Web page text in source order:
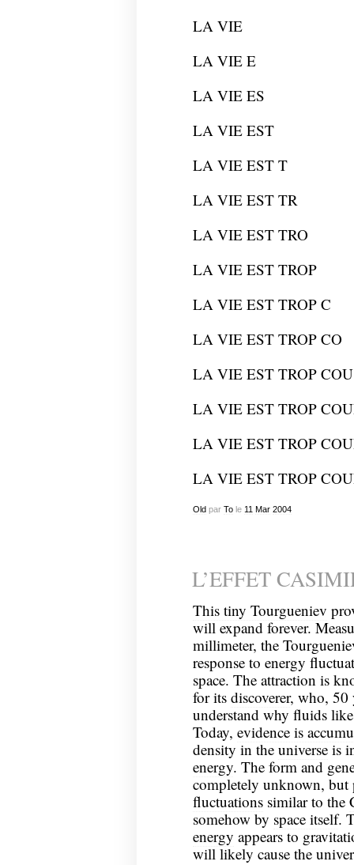
LA VIE
LA VIE E
LA VIE ES
LA VIE EST
LA VIE EST T
LA VIE EST TR
LA VIE EST TRO
LA VIE EST TROP
LA VIE EST TROP C
LA VIE EST TROP CO
LA VIE EST TROP COU
LA VIE EST TROP
LA VIE EST TROP
LA VIE EST TROP
Old par Tole 11 Mar 2004
L’EFFET
This tiny Tourgueniev
will expand forever.
millimeter, the
response to energy
space. The attraction is
for its discoverer, who, 50
understand why fluids
Today, evidence is
density in the universeis
energy. The form and
completely unknown, but
fluctuationssimilar to the
somehow by space itself.
energy appears to
will likely cause the